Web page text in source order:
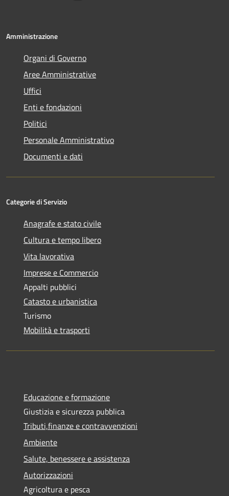
Amministrazione
Organi di Governo
Aree Amministrative
Uffici
Enti e fondazioni
Politici
Personale Amministrativo
Documenti e dati
Categorie di Servizio
Anagrafe e stato civile
Cultura e tempo libero
Vita lavorativa
Imprese e Commercio
Appalti pubblici
Catasto e urbanistica
Turismo
Mobilità e trasporti
Educazione e formazione
Giustizia e sicurezza pubblica
Tributi,finanze e contravvenzioni
Ambiente
Salute, benessere e assistenza
Autorizzazioni
Agricoltura e pesca